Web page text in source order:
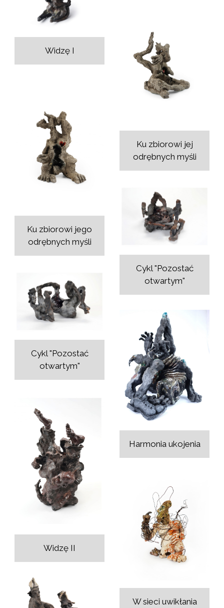
Widzę I
Ku zbiorowi jej
odrębnych myśli
Ku zbiorowi jego
odrębnych myśli
Cykl "Pozostać
otwartym"
Cykl "Pozostać
otwartym"
Harmonia ukojenia
Widzę II
W sieci uwikłania